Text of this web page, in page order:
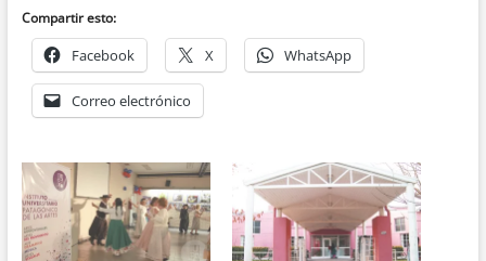
audio
Compartir esto:
Facebook X WhatsApp
Correo electrónico